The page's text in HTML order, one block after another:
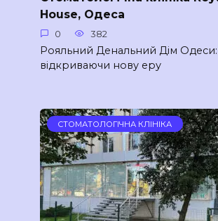
House, Одеса
0 382
Рояльний Денальний Дім Одеси:
відкриваючи нову еру
СТОМАТОЛОГІЧНА КЛІНІКА